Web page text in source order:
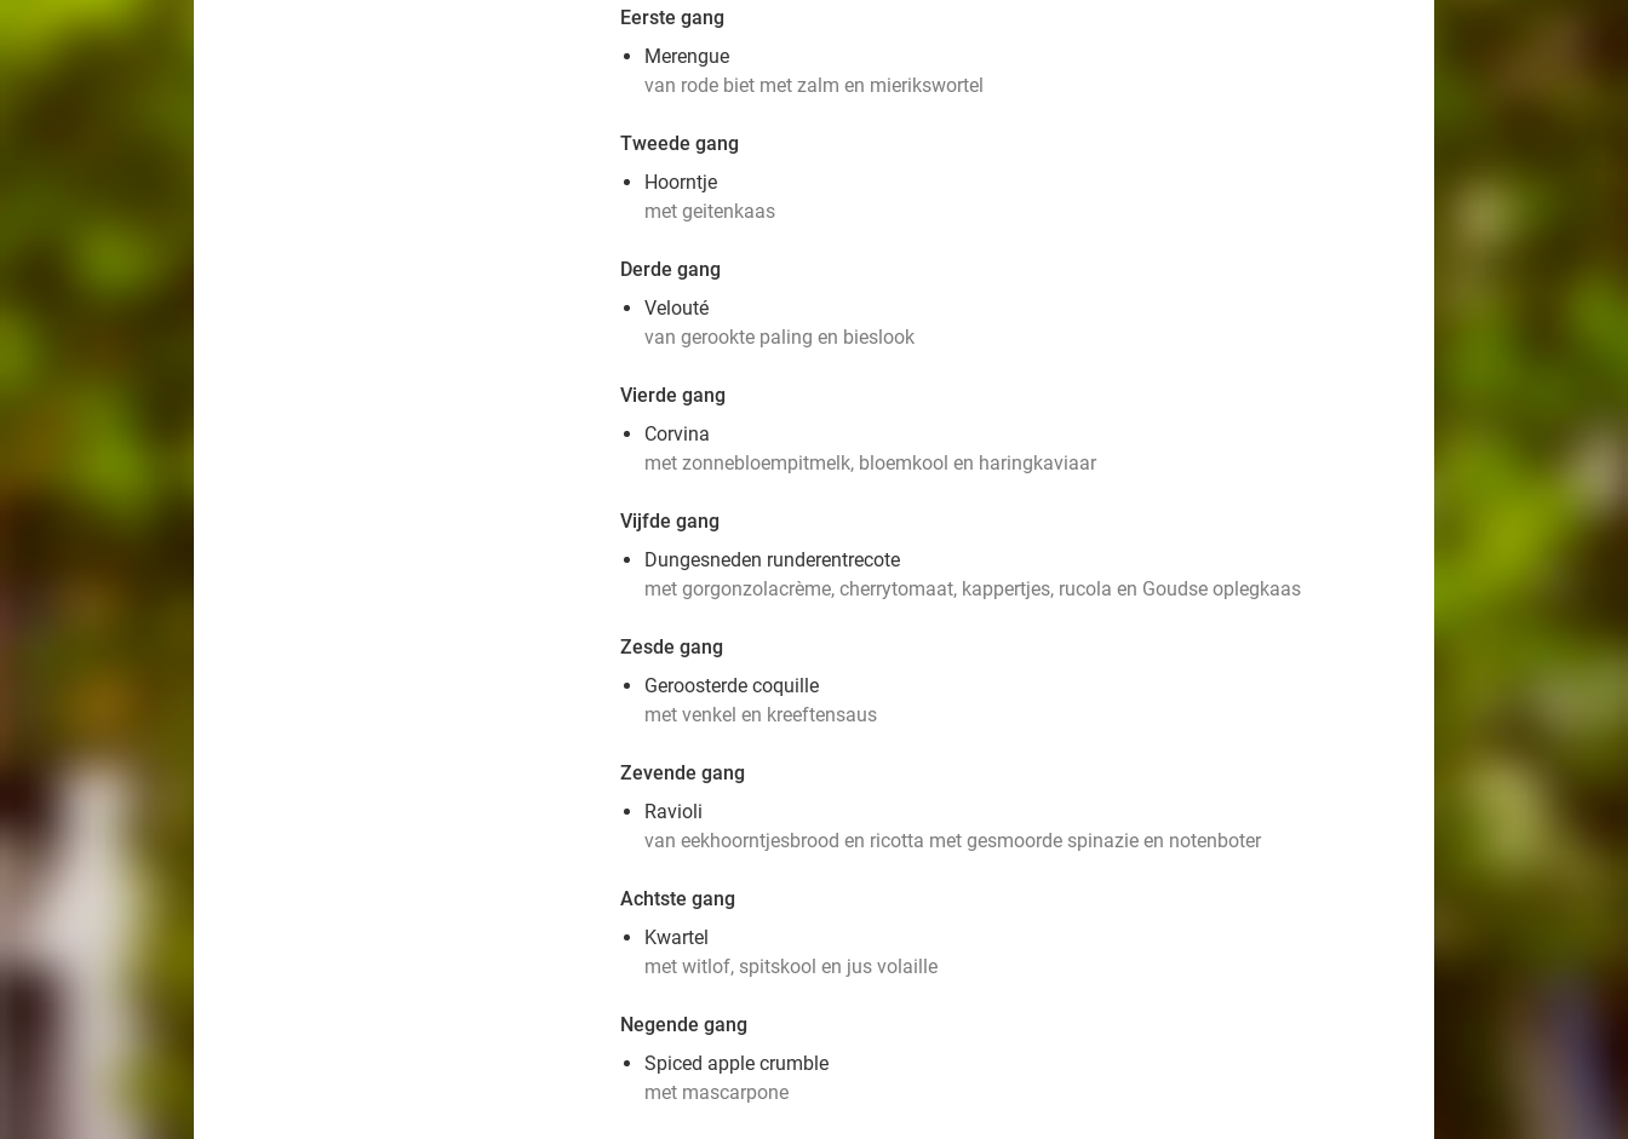
Eerste gang
Merengue
van rode biet met zalm en mierikswortel
Tweede gang
Hoorntje
met geitenkaas
Derde gang
Velouté
van gerookte paling en bieslook
Vierde gang
Corvina
met zonnebloempitmelk, bloemkool en haringkaviaar
Vijfde gang
Dungesneden runderentrecote
met gorgonzolacrème, cherrytomaat, kappertjes, rucola en Goudse oplegkaas
Zesde gang
Geroosterde coquille
met venkel en kreeftensaus
Zevende gang
Ravioli
van eekhoorntjesbrood en ricotta met gesmoorde spinazie en notenboter
Achtste gang
Kwartel
met witlof, spitskool en jus volaille
Negende gang
Spiced apple crumble
met mascarpone